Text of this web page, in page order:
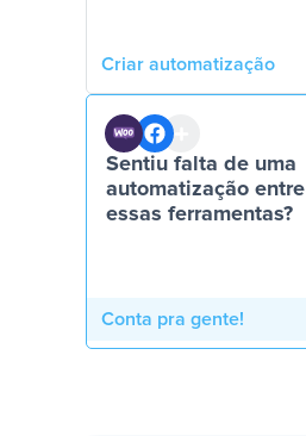
Criar automatização
Sentiu falta de uma
automatização entre
essas ferramentas?
Conta pra gente!